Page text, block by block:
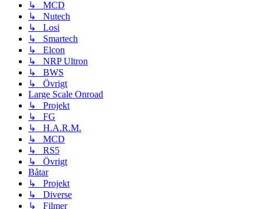
↳ MCD
↳ Nutech
↳ Losi
↳ Smartech
↳ Elcon
↳ NRP Ultron
↳ BWS
↳ Övrigt
Large Scale Onroad
↳ Projekt
↳ FG
↳ H.A.R.M.
↳ MCD
↳ RS5
↳ Övrigt
Båtar
↳ Projekt
↳ Diverse
↳ Filmer